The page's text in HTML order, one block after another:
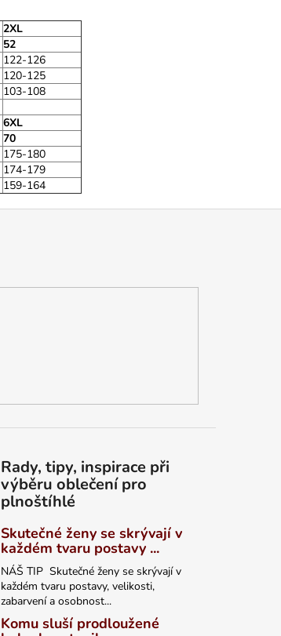
2XL
52
122-126
120-125
103-108
6XL
70
175-180
174-179
159-164
Rady, tipy, inspirace při
výběru oblečení pro
plnoštíhlé
Skutečné ženy se skrývají v
každém tvaru postavy ...
NÁŠ TIP Skutečné ženy se skrývají v
každém tvaru postavy, velikosti,
zabarvení a osobnost...
Komu sluší prodloužené